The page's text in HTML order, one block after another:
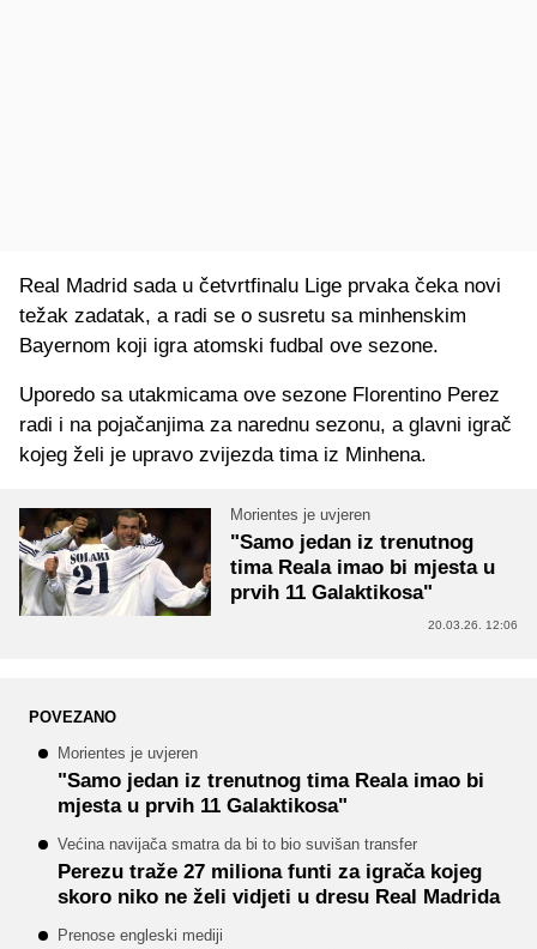
Real Madrid sada u četvrtfinalu Lige prvaka čeka novi
težak zadatak, a radi se o susretu sa minhenskim
Bayernom koji igra atomski fudbal ove sezone.
Uporedo sa utakmicama ove sezone Florentino Perez
radi i na pojačanjima za narednu sezonu, a glavni igrač
kojeg želi je upravo zvijezda tima iz Minhena.
Morientes je uvjeren
"Samo jedan iz trenutnog
tima Reala imao bi mjesta u
prvih 11 Galaktikosa"
20.03.26. 12:06
POVEZANO
Morientes je uvjeren
"Samo jedan iz trenutnog tima Reala imao bi
mjesta u prvih 11 Galaktikosa"
Većina navijača smatra da bi to bio suvišan transfer
Perezu traže 27 miliona funti za igrača kojeg
skoro niko ne želi vidjeti u dresu Real Madrida
Prenose engleski mediji